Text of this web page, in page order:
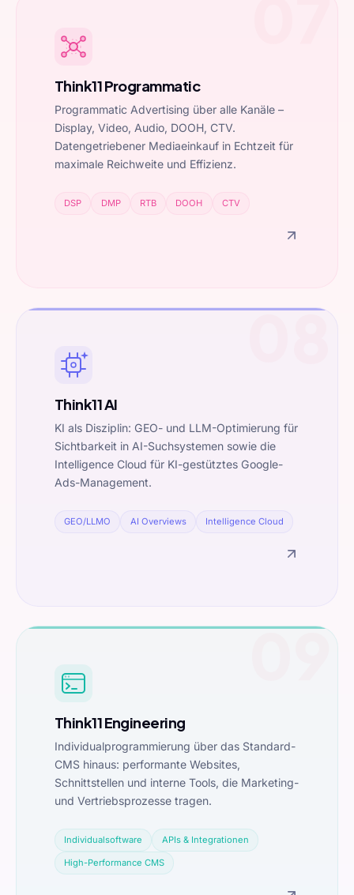
Think11 Programmatic
Programmatic Advertising über alle Kanäle –
Display, Video, Audio, DOOH, CTV.
Datengetriebener Mediaeinkauf in Echtzeit für
maximale Reichweite und Effizienz.
DSP DMP RTB DOOH CTV
08
Think11 AI
KI als Disziplin: GEO- und LLM-Optimierung für
Sichtbarkeit in AI-Suchsystemen sowie die
Intelligence Cloud für KI-gestütztes Google-
Ads-Management.
GEO/LLMO AI Overviews Intelligence Cloud
09
Think11 Engineering
Individualprogrammierung über das Standard-
CMS hinaus: performante Websites,
Schnittstellen und interne Tools, die Marketing-
und Vertriebsprozesse tragen.
Individualsoftware APIs & Integrationen
High-Performance CMS